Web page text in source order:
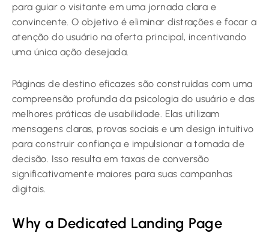
para guiar o visitante em uma jornada clara e
convincente. O objetivo é eliminar distrações e focar a
atenção do usuário na oferta principal, incentivando
uma única ação desejada.
Páginas de destino eficazes são construídas com uma
compreensão profunda da psicologia do usuário e das
melhores práticas de usabilidade. Elas utilizam
mensagens claras, provas sociais e um design intuitivo
para construir confiança e impulsionar a tomada de
decisão. Isso resulta em taxas de conversão
significativamente maiores para suas campanhas
digitais.
Why a Dedicated Landing Page